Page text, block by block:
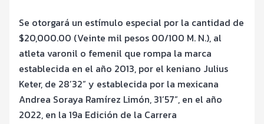
Se otorgará un estímulo especial por la cantidad de
$20,000.00 (Veinte mil pesos 00/100 M. N.), al
atleta varonil o femenil que rompa la marca
establecida en el año 2013, por el keniano Julius
Keter, de 28’32” y establecida por la mexicana
Andrea Soraya Ramírez Limón, 31’57”, en el año
2022, en la 19a Edición de la Carrera